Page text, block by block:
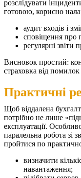
розслідувати
готовою, корисно
аудит входів і
сповіщення про
регулярні звіти
Висновок простий:
страховка від помилок
Практичні
Щоб віддалена
потрібно не лише
експлуатації.
паралельна робота зі
пройтися по
визначити
навантаження;